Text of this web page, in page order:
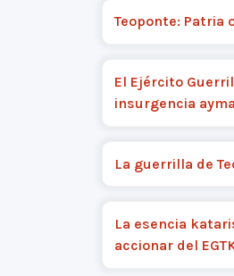
Teoponte: Patria
El Ejército
insurgencia
La guerrilla de
La esencia
accionar del